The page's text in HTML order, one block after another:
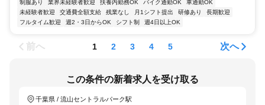
制服あり 業界未経験者歓迎 扶養内勤務OK バイク通勤OK
車通勤OK
未経験者歓迎
交通費全額支給 残業なし 月1シフト提出 研修あり
長期歓迎
フルタイム歓迎
週2・3日からOK シフト制 週4日以上OK
前へ 1 2 3 4 5 次へ
この条件の新着求人を受け取る
千葉県 / 流山セントラルパーク駅